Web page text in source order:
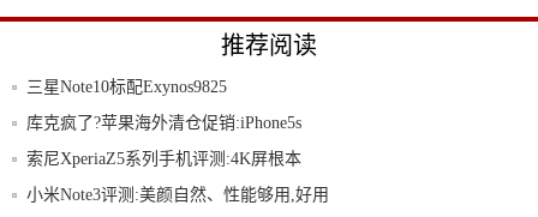
推荐阅读
三星Note10标配Exynos9825
库克疯了?苹果海外清仓促销:iPhone5s
索尼XperiaZ5系列手机评测:4K屏根本
小米Note3评测:美颜自然、性能够用,好用